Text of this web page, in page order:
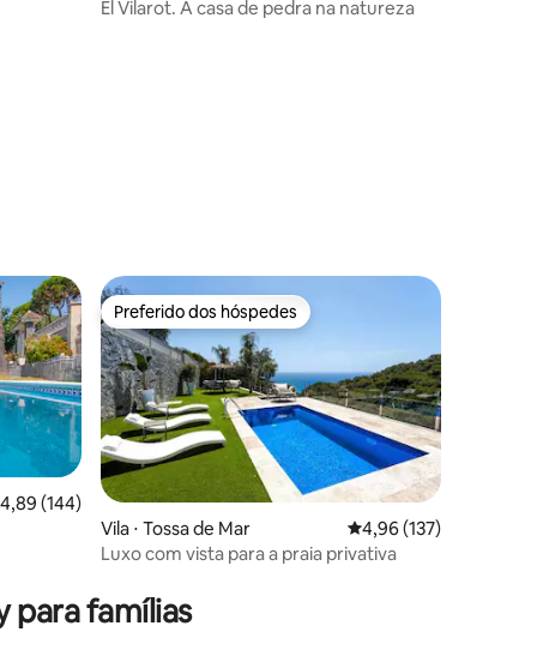
a
El Vilarot. A casa de pedra na natureza
de uma avaliação média de 5, 144 avaliações
4,89 (144)
Preferido dos hóspedes
Preferido dos hóspedes
Vila ⋅ Tossa de Mar 4,96 de uma avaliação
4,96 (137)
Luxo com vista para a praia privativa
para famílias